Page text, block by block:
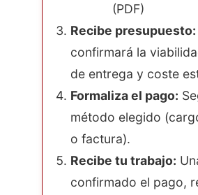
(PDF)
Recibe presupuesto:
confirmará la
de entrega y coste
Formaliza el pago:
método elegido
o factura).
Recibe tu trabajo:
confirmado el pago,